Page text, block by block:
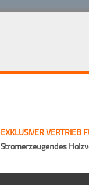
EXKLUSIVER VERTRIEB
Stromerzeugendes